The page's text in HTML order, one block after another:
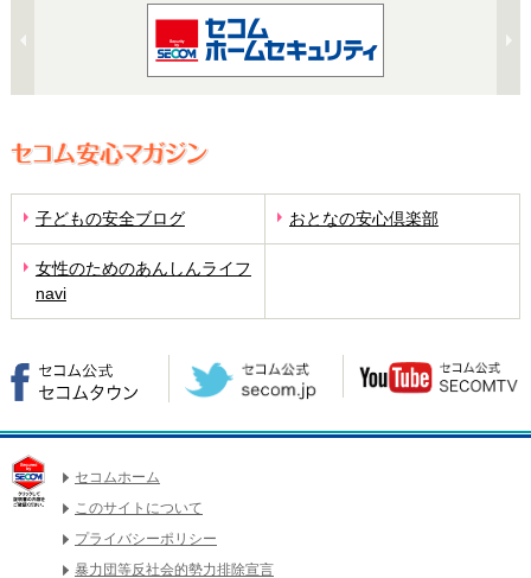
子どもの安全ブログ おとなの安心倶楽部
女性のためのあんしんライフ
navi
セコムホーム
このサイトについて
プライバシーポリシー
暴力団等反社会的勢力排除宣言